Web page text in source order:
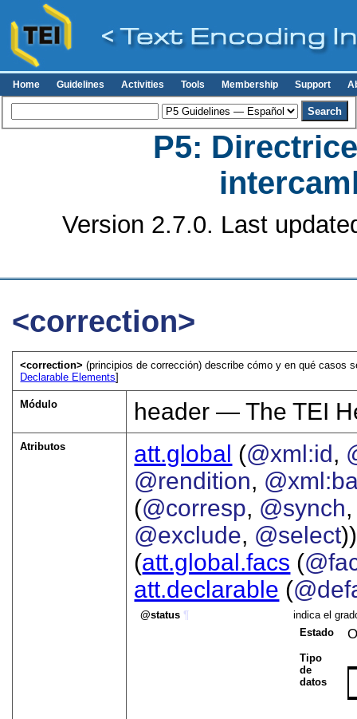
Home Guidelines Activities Tools Membership Support
P5:
Version 2.7.0. Last
<correction>
<correction>(principios de corrección) describe cómo y en qué casos
Declarable Elements]
Módulo header — The TEI
Atributos att.global (@xml:id,
@rendition,
(@corresp, @synch
@exclude, @select
(att.global.facs (
att.declarable (
status ¶
indica el
Estado
Tipo
de
datos